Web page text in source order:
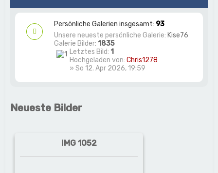
Persönliche Galerien insgesamt: 93
Unsere neueste persönliche Galerie: Kise76
Galerie Bilder: 1835
Letztes Bild: 1
Hochgeladen von:Chris1278
» So 12. Apr 2026, 19:59
Neueste Bilder
IMG 1052